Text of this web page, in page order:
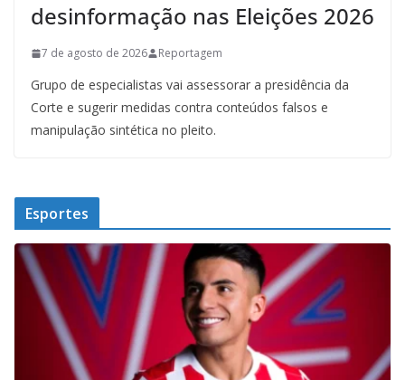
desinformação nas Eleições 2026
7 de agosto de 2026 Reportagem
Grupo de especialistas vai assessorar a presidência da
Corte e sugerir medidas contra conteúdos falsos e
manipulação sintética no pleito.
Esportes